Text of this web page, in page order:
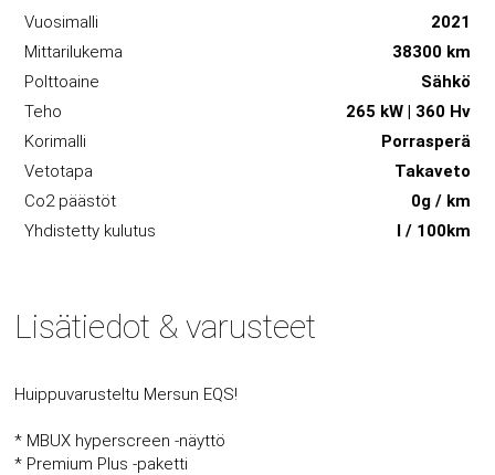
Vuosimalli
2021
Mittarilukema
38300 km
Polttoaine
Sähkö
Teho
265 kW | 360 Hv
Korimalli
Porrasperä
Vetotapa
Takaveto
Co2 päästöt
0g / km
Yhdistetty kulutus
l / 100km
Lisätiedot & varusteet
Huippuvarusteltu Mersun EQS!
* MBUX hyperscreen -näyttö
* Premium Plus -paketti